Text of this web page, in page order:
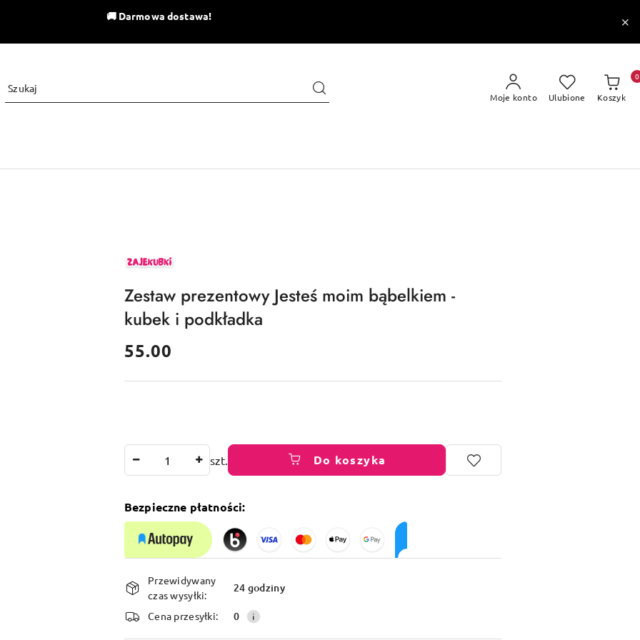
🚚 Darmowa dostawa!
Moje konto Ulubione Koszyk
0
ZAJEKUBKI
Zestaw prezentowy Jesteś moim bąbelkiem -
kubek i podkładka
cena:
55.00
szt. Do koszyka
Bezpieczne płatności:
Dostępność
i
dostawa
Przewidywany
czas wysyłki:
24 godziny
Cena przesyłki: 0